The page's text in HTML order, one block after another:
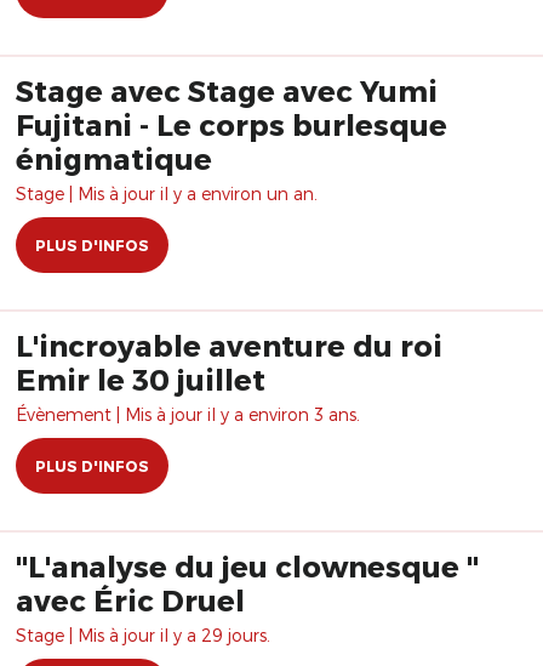
Stage avec Stage avec Yumi
Fujitani - Le corps burlesque
énigmatique
Stage | Mis à jour il y a environ un an.
PLUS D'INFOS
L'incroyable aventure du roi
Emir le 30 juillet
Évènement | Mis à jour il y a environ 3 ans.
PLUS D'INFOS
"L'analyse du jeu clownesque "
avec Éric Druel
Stage | Mis à jour il y a 29 jours.